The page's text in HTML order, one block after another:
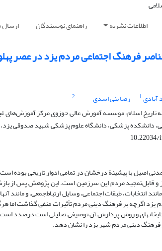
اطلاعات نشریه راهنمای نویسندگان ارسال
فرهنگ اجتماعی مردم یزد در عصر
1 رضا بنی اسدی
2
دانشکده پزشکی، دانشگاه علوم پزشکی شهید صدوقی یزد،
10.22034/
اصیل با پیشینة درخشان در تمامی ادوار تاریخی بوده
و قابل‌تمجید مردم این سرزمین است. این پژوهش پس از
انتخابات، طبقات اجتماعی، وسایل ارتباط‌جمعی، و
یزد اگرچه بر فرهنگ دینی مردم تأثیرات منفی گذاشت اما
و روش پردازش آن توصیفی تحلیلی است درصدد است
فرهنگ دینی مردم شهر یزد را نشان دهد.